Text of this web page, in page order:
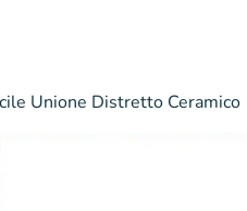
Unione Distretto Ceramico